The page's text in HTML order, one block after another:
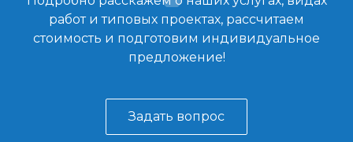
работ и типовых проектах, рассчитаем
стоимость и подготовим индивидуальное
предложение!
Задать вопрос